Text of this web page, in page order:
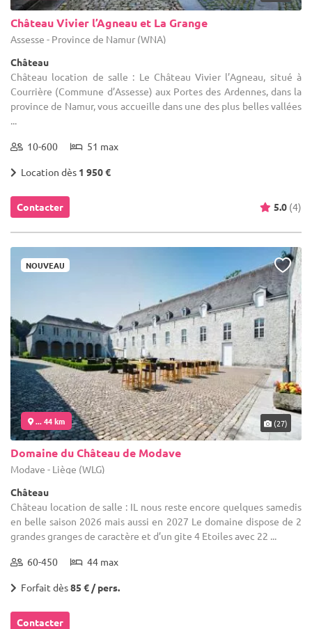
Château Vivier l’Agneau et La Grange
Assesse - Province de Namur (WNA)
Château
Château location de salle : Le Château Vivier l’Agneau, situé à
Courrière (Commune d’Assesse) aux Portes des Ardennes, dans la
province de Namur, vous accueille dans une des plus belles vallées
...
10-600 51 max
Location dès 1 950 €
Contacter 5.0 (4)
NOUVEAU
... 44 km (27)
Domaine du Château de Modave
Modave - Liège (WLG)
Château
Château location de salle : IL nous reste encore quelques samedis
en belle saison 2026 mais aussi en 2027 Le domaine dispose de 2
grandes granges de caractère et d’un gite 4 Etoiles avec 22 ...
60-450 44 max
Forfait dès85 € / pers.
Contacter